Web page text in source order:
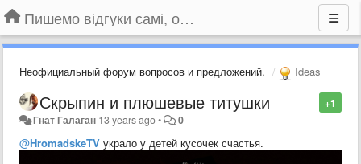
Пишемо відгуки самі, обговорюємо інші ідеї та пропозиції до Громадського Телебачення
Неофициальный форум вопросов и предложений. Ideas
+1
Скрыпин и плюшевые титушки
Гнат Галаган 13 years ago• 0
@HromadskeTV украло у детей кусочек счастья.